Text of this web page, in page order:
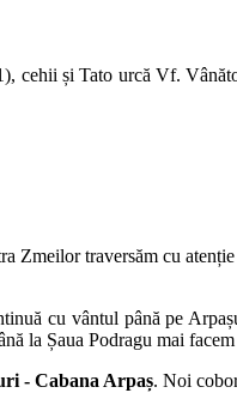
cehii și Tato urcă Vf.
Zmeilor traversăm cu
cu vântul până pe
la Șaua Podragu mai
- Cabana Arpaș. Noi